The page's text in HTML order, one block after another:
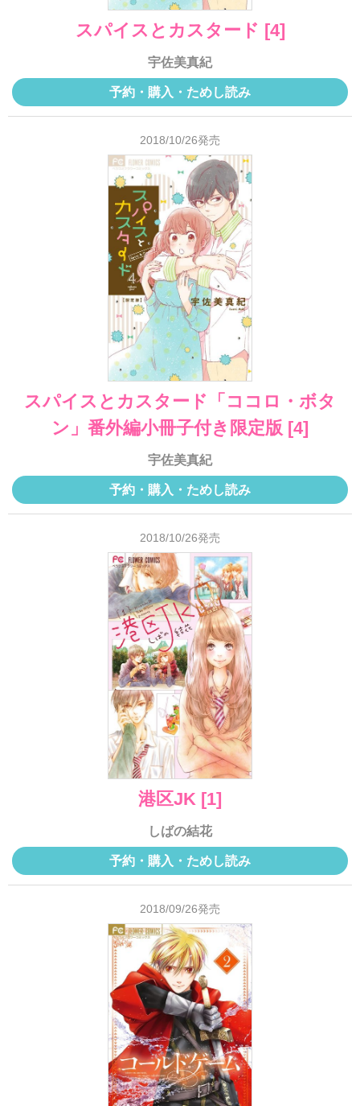
スパイスとカスタード [4]
宇佐美真紀
予約・購入・ためし読み
2018/10/26発売
スパイスとカスタード「ココロ・ボタ
ン」番外編小冊子付き限定版 [4]
宇佐美真紀
予約・購入・ためし読み
2018/10/26発売
港区JK [1]
しばの結花
予約・購入・ためし読み
2018/09/26発売